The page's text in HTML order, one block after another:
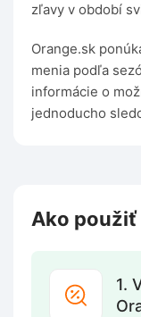
zľavy v období
Orange.sk
menia podľa
informácie o
jednoducho
Ako
1.